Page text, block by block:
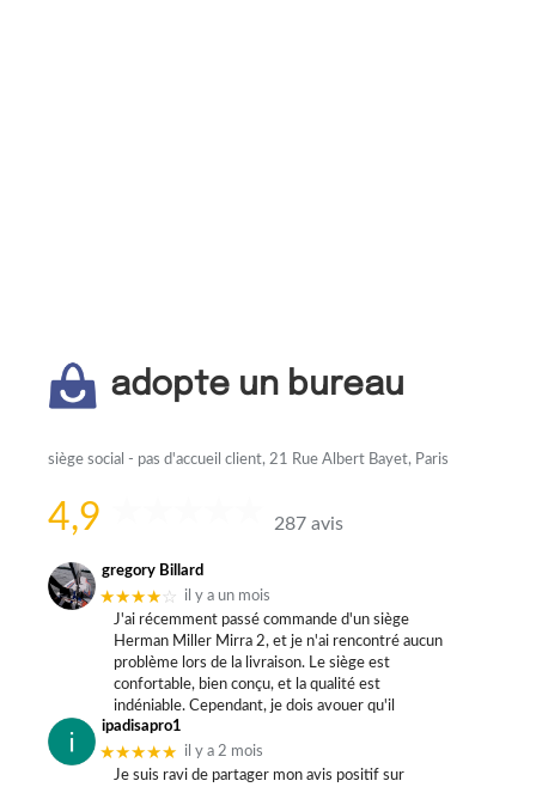
adopte un bureau
siège social - pas d'accueil client, 21 Rue Albert Bayet, Paris
4,9 287 avis
gregory Billard
★★★★☆
il y a un mois
J'ai récemment passé commande d'un siège
Herman Miller Mirra 2, et je n'ai rencontré aucun
problème lors de la livraison. Le siège est
confortable, bien conçu, et la qualité est
indéniable. Cependant, je dois avouer qu'il
ipadisapro1
★★★★★
il y a 2 mois
Je suis ravi de partager mon avis positif sur